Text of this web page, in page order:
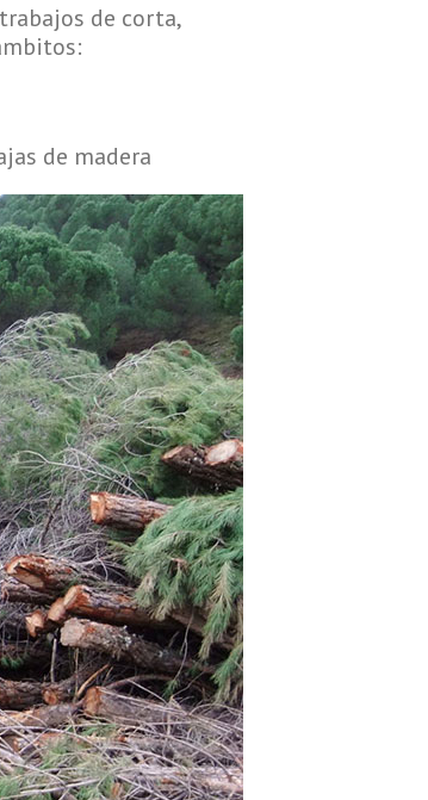
de corta,
de madera